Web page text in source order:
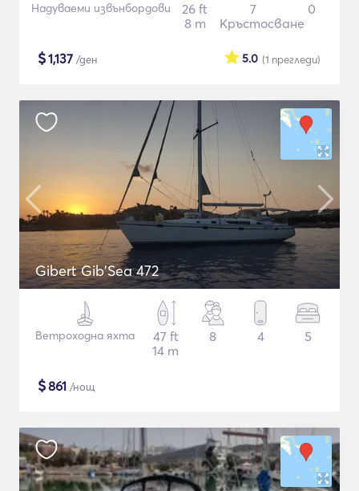
Надуваеми извънбордови
26 ft
8 m
7
Кръстосване
0
$1,137 /ден (1 прегледи)
5.0
Gibert Gib'Sea 472
Ветроходна яхта
47 ft
14 m
8 4 5
$861 /нощ